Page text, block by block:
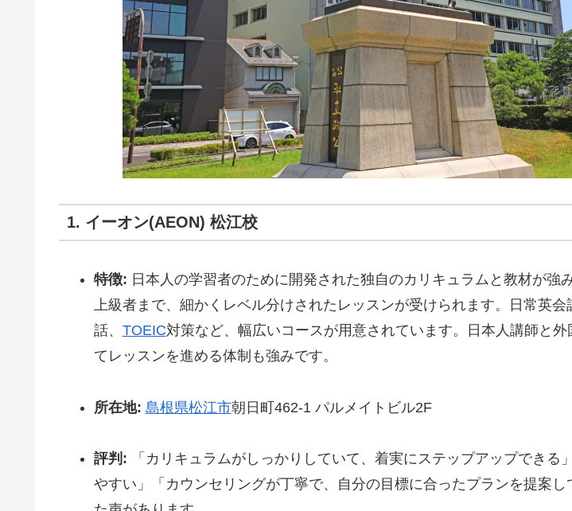
1. イーオン(AEON) 松江校
特徴: 日本人の学習者のために開発された独自のカリキュラムと教材が強
上級者まで、細かくレベル分けされたレッスンが受けられます。日常英会
話、 TOEIC対策など、幅広いコースが用意されています。日本人講師と外
てレッスンを進める体制も強みです。
所在地: 島根県松江市朝日町462-1 パルメイトビル2F
評判: 「カリキュラムがしっかりしていて、着実にステップアップできる
やすい」「カウンセリングが丁寧で、自分の目標に合ったプランを提案し